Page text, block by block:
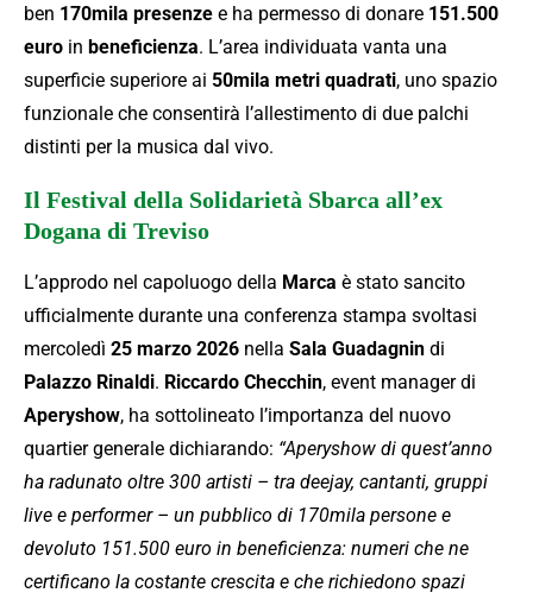
ben 170mila presenze e ha permesso di donare 151.500
euro in beneficienza. L’area individuata vanta una
superficie superiore ai 50mila metri quadrati, uno spazio
funzionale che consentirà l’allestimento di due palchi
distinti per la musica dal vivo.
Il Festival della Solidarietà Sbarca all’ex
Dogana di Treviso
L’approdo nel capoluogo della Marca è stato sancito
ufficialmente durante una conferenza stampa svoltasi
mercoledì 25 marzo 2026 nella Sala Guadagnin di
Palazzo Rinaldi. Riccardo Checchin, event manager di
Aperyshow, ha sottolineato l’importanza del nuovo
quartier generale dichiarando: “Aperyshow di quest’anno
ha radunato oltre 300 artisti – tra deejay, cantanti, gruppi
live e performer – un pubblico di 170mila persone e
devoluto 151.500 euro in beneficienza: numeri che ne
certificano la costante crescita e che richiedono spazi